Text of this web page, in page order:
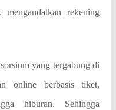
rekening
yang tergabung di
online berbasis tiket,
hiburan. Sehingga